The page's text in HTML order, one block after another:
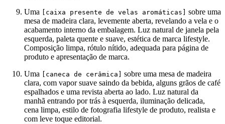
Uma
[caixa presente de velas aromáticas]
sobre uma
mesa de madeira clara, levemente aberta, revelando a vela e o
acabamento interno da embalagem. Luz natural de janela pela
esquerda, paleta quente e suave, estética de marca lifestyle.
Composição limpa, rótulo nítido, adequada para página de
produto e apresentação de marca.
Uma
[caneca de cerâmica]
sobre uma mesa de madeira
clara, com vapor suave saindo da bebida, alguns grãos de café
espalhados e uma revista aberta ao lado. Luz natural da
manhã entrando por trás à esquerda, iluminação delicada,
cena limpa, estilo de fotografia lifestyle de produto, realista e
com leve toque editorial.